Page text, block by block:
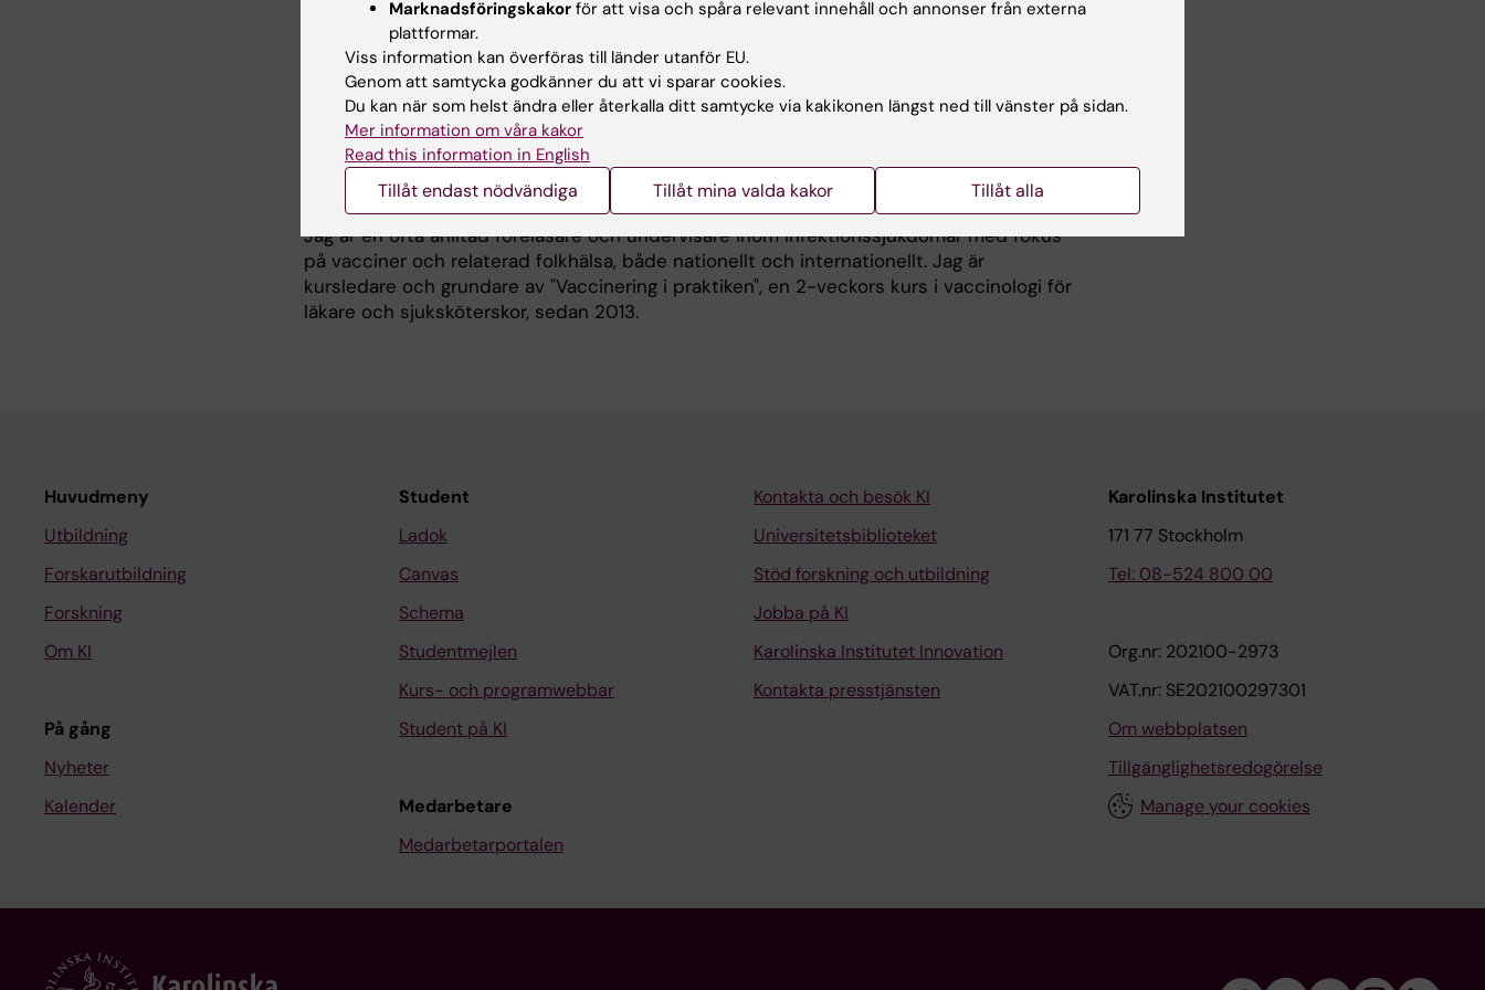
Kliniska vaccinstudier och registerbaserad forskning
Vaccinimmunogenicitet och effekt i olika subpopulationer; immunsupprimerade,
gravida, äldre och personer med obesitas
Implementering, hälsoekonomi och vaccinationsgenombrott
Undervisning
Jag är en ofta anlitad föreläsare och undervisare inom infektionssjukdomar med fokus
på vacciner och relaterad folkhälsa, både nationellt och internationellt. Jag är
kursledare och grundare av "Vaccinering i praktiken", en 2-veckors kurs i vaccinologi för
läkare och sjuksköterskor, sedan 2013.
Huvudmeny
Utbildning
Forskarutbildning
Forskning
Om KI
På gång
Nyheter
Kalender
Student
Ladok
Canvas
Schema
Studentmejlen
Kurs- och programwebbar
Student på KI
Medarbetare
Medarbetarportalen
Kontakta och besök KI
Universitetsbiblioteket
Stöd forskning och utbildning
Jobba på KI
Karolinska Institutet Innovation
Kontakta presstjänsten
Karolinska Institutet
171 77 Stockholm
Tel: 08-524 800 00
Org.nr: 202100-2973
VAT.nr: SE202100297301
Om webbplatsen
Tillgänglighetsredogörelse
Manage your cookies
Marknadsföringskakor för att visa och spåra relevant innehåll och annonser från externa
plattformar.
Viss information kan överföras till länder utanför EU.
Genom att samtycka godkänner du att vi sparar cookies.
Du kan när som helst ändra eller återkalla ditt samtycke via kakikonen längst ned till vänster på sidan.
Mer information om våra kakor
Read this information in English
Tillåt endast nödvändiga Tillåt mina valda kakor Tillåt alla